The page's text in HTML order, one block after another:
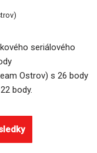
seriálového
Ostrov) s 26 body
body.